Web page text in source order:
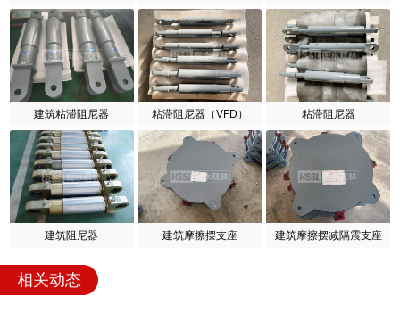
建筑粘滞阻尼器 粘滞阻尼器（VFD） 粘滞阻尼器
建筑阻尼器 建筑摩擦摆支座 建筑摩擦摆减隔震支座
相关动态